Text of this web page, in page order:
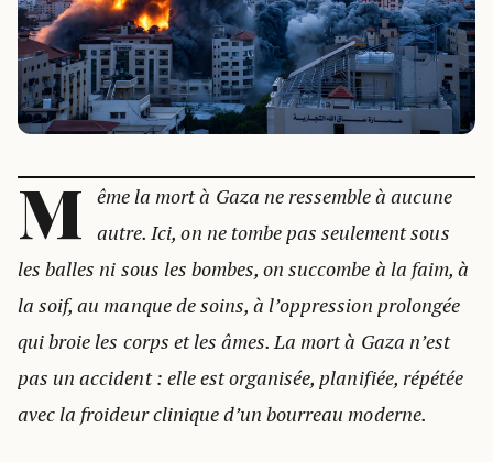
M ême la mort à Gaza ne ressemble à aucune
autre. Ici, on ne tombe pas seulement sous
les balles ni sous les bombes, on succombe à la faim, à
la soif, au manque de soins, à l’oppression prolongée
qui broie les corps et les âmes. La mort à Gaza n’est
pas un accident : elle est organisée, planifiée, répétée
avec la froideur clinique d’un bourreau moderne.